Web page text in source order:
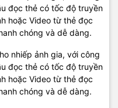
đọc thẻ có tốc độ truyền
hoặc Video từ thẻ đọc
chóng và dễ dàng.
nhiếp ảnh gia, với công
đọc thẻ có tốc độ truyền
hoặc Video từ thẻ đọc
chóng và dễ dàng.